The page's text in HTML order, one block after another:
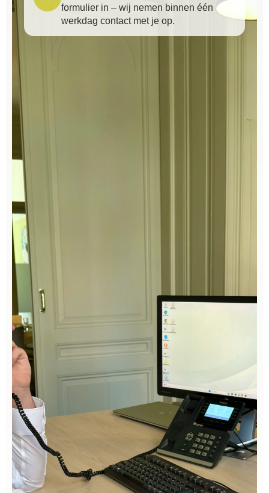
formulier in – wij nemen binnen één
werkdag contact met je op.